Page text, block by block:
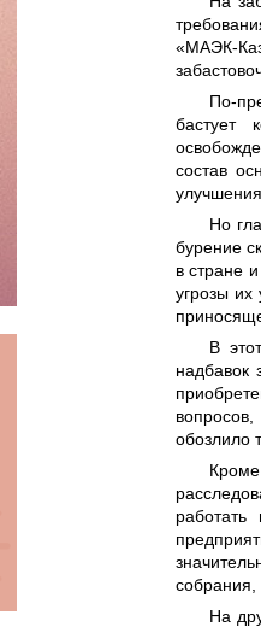
«МАЭК-
По-
бастует
состав
Но
бурение
в стране
угрозы
В
надбавок
обозлило
собрания,
На